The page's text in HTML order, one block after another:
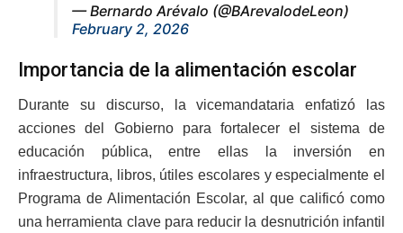
— Bernardo Arévalo (@BArevalodeLeon)
February 2, 2026
Importancia de la alimentación escolar
Durante su discurso, la vicemandataria enfatizó las
acciones del Gobierno para fortalecer el sistema de
educación pública, entre ellas la inversión en
infraestructura, libros, útiles escolares y especialmente el
Programa de Alimentación Escolar, al que calificó como
una herramienta clave para reducir la desnutrición infantil